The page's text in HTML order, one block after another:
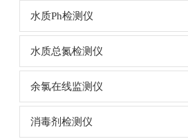
水质Ph检测仪
水质总氮检测仪
余氯在线监测仪
消毒剂检测仪